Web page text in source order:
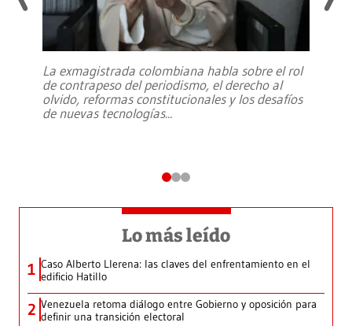
La exmagistrada colombiana habla sobre el rol
de contrapeso del periodismo, el derecho al
olvido, reformas constitucionales y los desafíos
de nuevas tecnologías...
Lo más leído
1 Caso Alberto Llerena: las claves del enfrentamiento en el
edificio Hatillo
2 Venezuela retoma diálogo entre Gobierno y oposición para
definir una transición electoral